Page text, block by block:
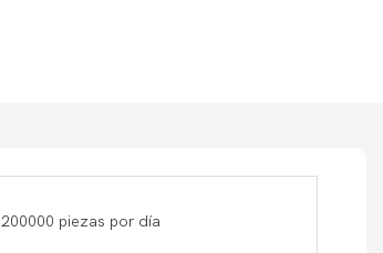
200000 piezas por día